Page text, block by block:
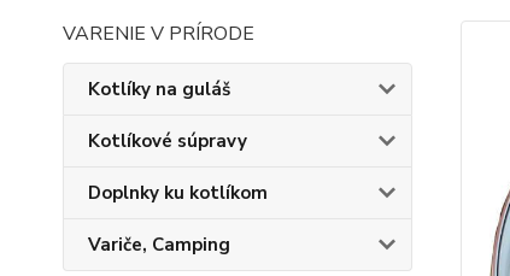
VARENIE V PRÍRODE
Kotlíky na guláš
Kotlíkové súpravy
Doplnky ku kotlíkom
Variče, Camping